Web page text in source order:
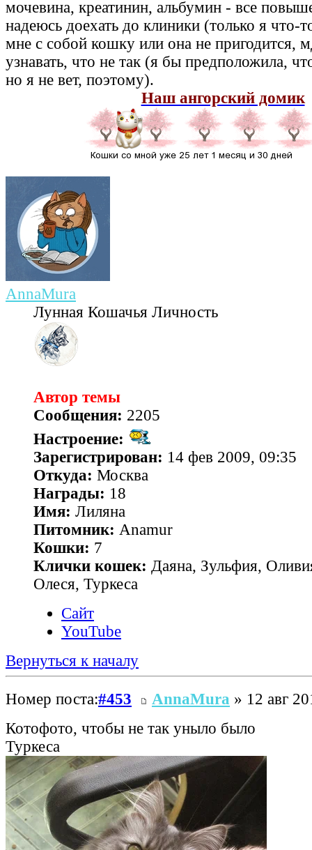
мочевина, креатинин, альбумин - все
надеюсь доехать до клиники (только я что-
мне с собой кошку или она не пригодится,
узнавать, что не так (я бы предположила,
но я не вет, поэтому).
Наш ангорский домик
AnnaMura
Лунная Кошачья Личность
Автор темы
Сообщения: 2205
Настроение:
Зарегистрирован: 14 фев 2009, 09:35
Откуда: Москва
Награды: 18
Имя: Лиляна
Питомник: Anamur
Кошки: 7
Клички кошек: Даяна, Зульфия,
Олеся, Туркеса
Сайт
YouTube
Вернуться к началу
Номер поста:#453 AnnaMura » 12 авг
Котофото, чтобы не так уныло было
Туркеса